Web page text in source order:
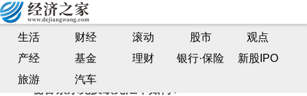
生活 财经 滚动 股市
观点
产经
基金 理财 银行·保险
新股IPO
旅游
汽车
秘鲁索尔兑换欧元汇率如何?1000秘鲁索尔等于多少
英镑?
深度财经网| 2023-01-18 09:10:05
秘鲁索尔兑换欧元汇率如何?